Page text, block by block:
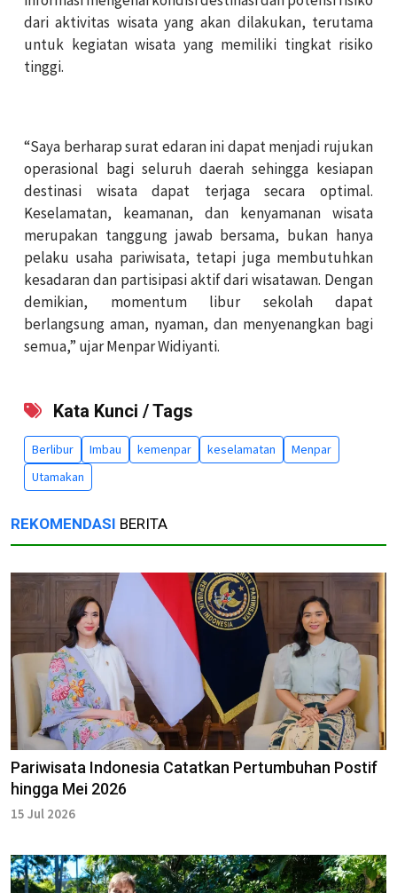
dari aktivitas wisata yang akan dilakukan, terutama
untuk kegiatan wisata yang memiliki tingkat risiko
tinggi.
“Saya berharap surat edaran ini dapat menjadi rujukan
operasional bagi seluruh daerah sehingga kesiapan
destinasi wisata dapat terjaga secara optimal.
Keselamatan, keamanan, dan kenyamanan wisata
merupakan tanggung jawab bersama, bukan hanya
pelaku usaha pariwisata, tetapi juga membutuhkan
kesadaran dan partisipasi aktif dari wisatawan. Dengan
demikian, momentum libur sekolah dapat
berlangsung aman, nyaman, dan menyenangkan bagi
semua,” ujar Menpar Widiyanti.
Kata Kunci / Tags
Berlibur Imbau kemenpar keselamatan
Menpar
Utamakan
REKOMENDASI BERITA
Pariwisata Indonesia Catatkan Pertumbuhan Postif
hingga Mei 2026
15 Jul 2026